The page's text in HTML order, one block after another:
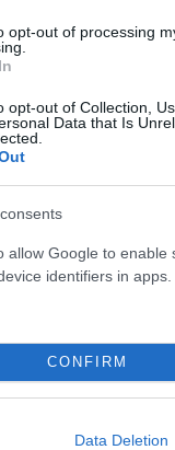
opt-out of processing
opt-out of Collection,
Data that Is
allow Google to
identifiers in apps.
CONFIRM
Data Deletion
να
τον 17χρονο,
νοσοκομείο.